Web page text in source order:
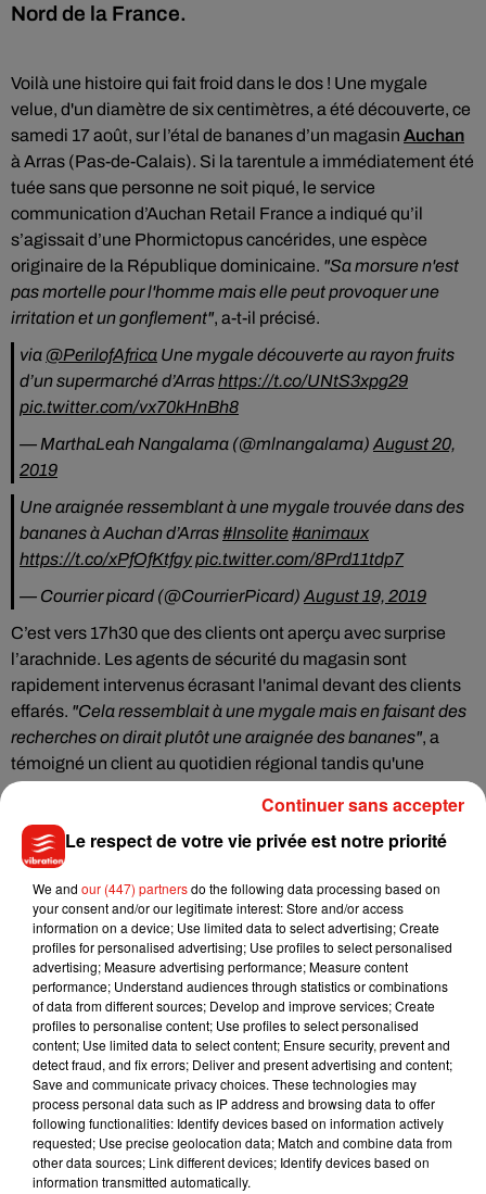
Nord de la France.
Voilà une histoire qui fait froid dans le dos ! Une mygale
velue, d'un diamètre de six centimètres, a été découverte, ce
samedi 17 août, sur l’étal de bananes d’un magasin Auchan
à Arras (Pas-de-Calais). Si la tarentule a immédiatement été
tuée sans que personne ne soit piqué, le service
communication d’Auchan Retail France a indiqué qu’il
s’agissait d’une Phormictopus cancérides, une espèce
originaire de la République dominicaine. "Sa morsure n'est
pas mortelle pour l'homme mais elle peut provoquer une
irritation et un gonflement", a-t-il précisé.
via @PerilofAfrica Une mygale découverte au rayon fruits
d’un supermarché d’Arrashttps://t.co/UNtS3xpg29
pic.twitter.com/vx70kHnBh8
— MarthaLeah Nangalama (@mlnangalama) August 20,
2019
Une araignée ressemblant à une mygale trouvée dans des
bananes à Auchan d’Arras#Insolite#animaux
https://t.co/xPfOfKtfgypic.twitter.com/8Prd11tdp7
— Courrier picard (@CourrierPicard) August 19, 2019
C’est vers 17h30 que des clients ont aperçu avec surprise
l’arachnide. Les agents de sécurité du magasin sont
rapidement intervenus écrasant l'animal devant des clients
effarés. "Cela ressemblait à une mygale mais en faisant des
recherches on dirait plutôt une araignée des bananes", a
témoigné un client au quotidien régional tandis qu'une
femme a déclaré :
avoue que je n’ai pas eu le temps de voir
sa taille mais j’ai vu qu’elle était poilue... Des clients auraient
pu la toucher avec la main en prenant des bananes".Il y a
trente ans, l'enseigne d'hypermarchés Mammouth avait dû
faire face à une rumeur, selon laquelle des mygales se
promenaient dans des régimes de bananes et dans des sacs
d’oranges, dans son magasin d’Arras. La légende avait
tellement circulée que le groupe avait dû faire un démenti,
comme le rappelle le journal local.
Musique
Julien Lieb s’essaye à la vie de chatelain
Le respect de votre vie privée est notre priorité
We and our (447) partnersdo the following data processing based on
your consent and/or our legitimate interest: Store and/or access
information on a device; Use limited data to select advertising; Create
profiles for personalised advertising; Use profiles to select personalised
advertising; Measure advertising performance; Measure content
performance; Understand audiences through statistics or combinations
of data from different sources; Develop and improve services; Create
profiles to personalise content; Use profiles to select personalised
content; Use limited data to select content; Ensure security, prevent and
detect fraud, and fix errors; Deliver and present advertising and content;
Save and communicate privacy choices. These technologies may
process personal data such as IP address and browsing data to offer
following functionalities: Identify devices based on information actively
requested; Use precise geolocation data; Match and combine data from
other data sources; Link different devices; Identify devices based on
information transmitted automatically.
Continuer sans accepter